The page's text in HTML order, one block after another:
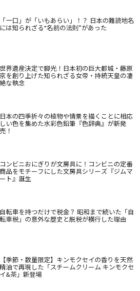
「一口」が「いもあらい」！？ 日本の難読地名
には知られざる“名前の法則”があった
世界遺産決定で脚光！日本初の巨大都城・藤原
京を創り上げた知られざる女帝・持統天皇の凄
絶な執念
日本の四季折々の植物や情景を描くことに相応
しい色を集めた水彩色鉛筆『色辞典』が新発
売！
コンビニおにぎりが文房具に！コンビニの定番
商品をモチーフにした文房具シリーズ『ジムマ
ート』誕生
自転車を持つだけで税金？ 昭和まで続いた「自
転車税」の意外な歴史と脱税が横行した理由
【季節・数量限定】キンモクセイの香りを天然
精油で再現した「スチームクリーム キンモクセ
イ&茶」新登場